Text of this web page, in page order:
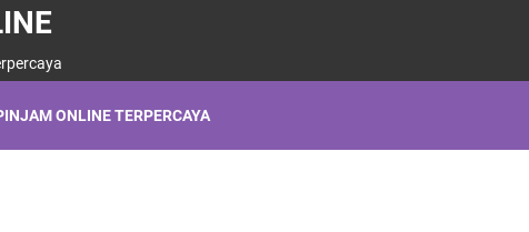
ONLINE TERPERCAYA